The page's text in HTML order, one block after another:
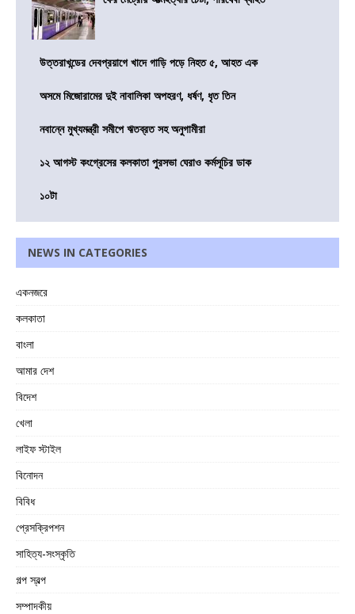
উত্তরাখন্ডের দেবপ্রয়াগে খাদে গাড়ি পড়ে নিহত ৫, আহত এক
অসমে মিজোরামের দুই নাবালিকা অপহরণ, ধর্ষণ, ধৃত তিন
নবান্নে মুখ্যমন্ত্রী সমীপে ঋতব্রত সহ অনুগামীরা
১২ আগস্ট কংগ্রেসের কলকাতা পুরসভা ঘেরাও কর্মসূচির ডাক
১০টা
NEWS IN CATEGORIES
একনজরে
কলকাতা
বাংলা
আমার দেশ
বিদেশ
খেলা
লাইফ স্টাইল
বিনোদন
বিবিধ
প্রেসক্রিপশন
সাহিত্য-সংস্কৃতি
গল্প স্বল্প
সম্পাদকীয়